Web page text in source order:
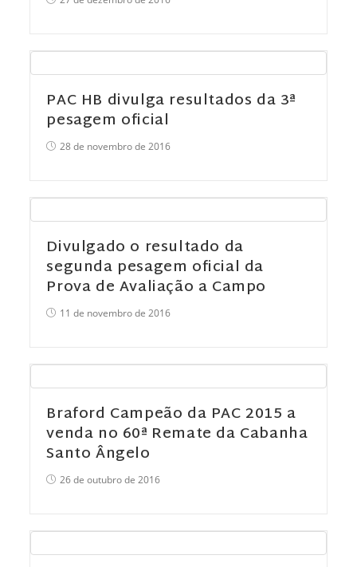
PAC HB divulga resultados da 3ª
pesagem oficial
28 de novembro de 2016
Divulgado o resultado da
segunda pesagem oficial da
Prova de Avaliação a Campo
11 de novembro de 2016
Braford Campeão da PAC 2015 a
venda no 60ª Remate da Cabanha
Santo Ângelo
26 de outubro de 2016